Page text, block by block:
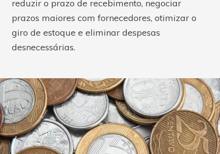
reduzir o prazo de recebimento, negociar
prazos maiores com fornecedores, otimizar o
giro de estoque e eliminar despesas
desnecessárias.